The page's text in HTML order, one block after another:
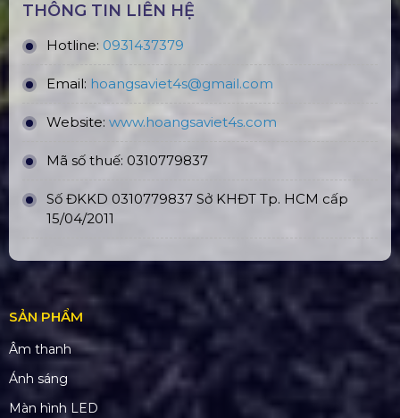
THÔNG TIN LIÊN HỆ
Hotline: 0931437379
Email: hoangsaviet4s@gmail.com
Website: www.hoangsaviet4s.com
Mã số thuế: 0310779837
Số ĐKKD 0310779837 Sở KHĐT Tp. HCM cấp
15/04/2011
SẢN PHẨM
Âm thanh
Ánh sáng
Màn hình LED